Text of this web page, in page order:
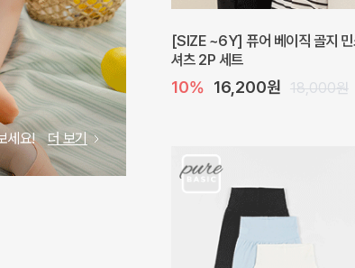
세요! 더 보기
캐더린 뷔스티에 미니 아기 원피스
10% 24,300원